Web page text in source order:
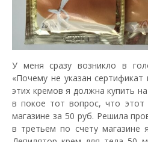
У меня сразу возникло в
«Почему не указан
этих кремов я должна купить
в покое тот вопрос, что
магазине за 50 руб. Решила
в третьем по счету магазине